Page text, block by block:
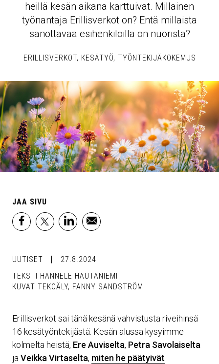
heillä kesän aikana karttuivat. Millainen
työnantaja Erillisverkot on? Entä millaista
sanottavaa esihenkilöillä on nuorista?
ERILLISVERKOT KESÄTYÖ TYÖNTEKIJÄKOKEMUS
JAA SIVU
facebook
x linkedinemail
UUTISET
27.8.2024
TEKSTI HANNELE HAUTANIEMI
KUVAT TEKOÄLY, FANNY SANDSTRÖM
Erillisverkot sai tänä kesänä vahvistusta riveihinsä
16 kesätyöntekijästä. Kesän alussa kysyimme
kolmelta heistä, Ere Auviselta, Petra Savolaiselta
ja Veikka Virtaselta, miten he päätyivät